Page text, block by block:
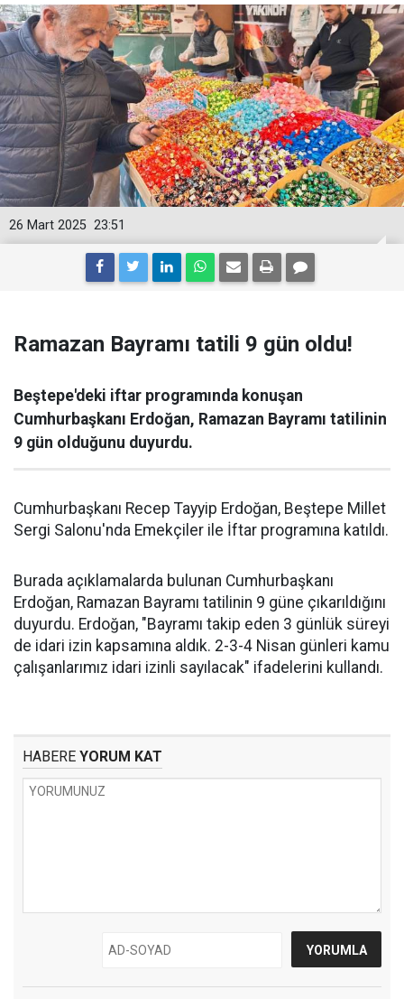
23:51
26 Mart 2025
Ramazan Bayramı tatili 9 gün oldu!
Beştepe'deki iftar programında konuşan
Cumhurbaşkanı Erdoğan, Ramazan Bayramı tatilinin
9 gün olduğunu duyurdu.
Cumhurbaşkanı Recep Tayyip Erdoğan, Beştepe Millet
Sergi Salonu'nda Emekçiler ile İftar programına katıldı.
Burada açıklamalarda bulunan Cumhurbaşkanı
Erdoğan, Ramazan Bayramı tatilinin 9 güne çıkarıldığını
duyurdu. Erdoğan, "Bayramı takip eden 3 günlük süreyi
de idari izin kapsamına aldık. 2-3-4 Nisan günleri kamu
çalışanlarımız idari izinli sayılacak" ifadelerini kullandı.
HABERE YORUM KAT